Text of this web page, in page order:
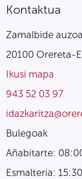
Kontaktua
Zamalbide
20100 Orereta-
Ikusi mapa
943 52 03 97
Bulegoak
Añabitarte:
Esmalteria: